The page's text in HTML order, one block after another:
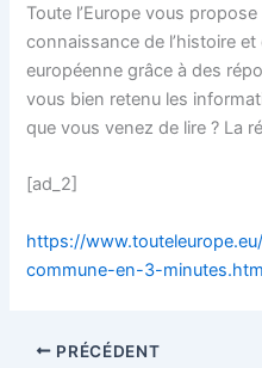
Toute l’Europe vous
connaissance de l’histoire
européenne grâce à des
vous bien retenu les
que vous venez de lire ? La
[ad_2]
https://
commune-en-3-
PRÉCÉDENT